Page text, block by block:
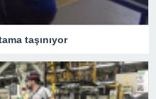
taşınıyor